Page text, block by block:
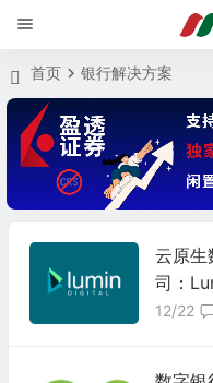
首页 银行解决方案
云原生
司：
12/22